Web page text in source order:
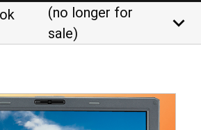
(no longer for
sale)
keyboard_arrow_down